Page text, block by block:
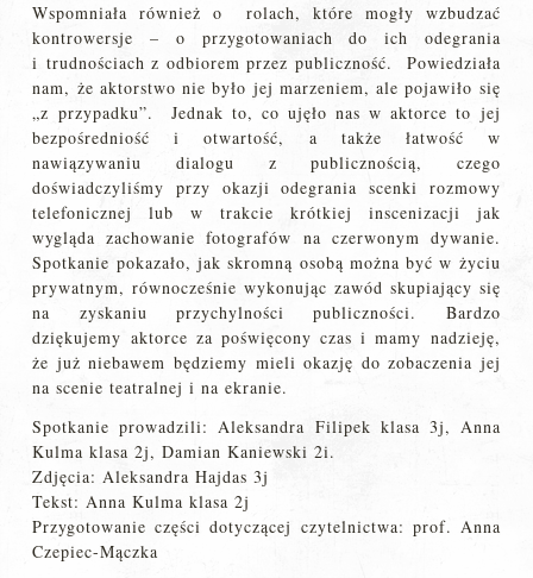
Wspomniała również o rolach, które mogły wzbudzać
kontrowersje – o przygotowaniach do ich odegrania
i trudnościach z odbiorem przez publiczność. Powiedziała
nam, że aktorstwo nie było jej marzeniem, ale pojawiło się
„z przypadku”. Jednak to, co ujęło nas w aktorce to jej
bezpośredniość i otwartość, a także łatwość w
nawiązywaniu dialogu z publicznością, czego
doświadczyliśmy przy okazji odegrania scenki rozmowy
telefonicznej lub w trakcie krótkiej inscenizacji jak
wygląda zachowanie fotografów na czerwonym dywanie.
Spotkanie pokazało, jak skromną osobą można być w życiu
prywatnym, równocześnie wykonując zawód skupiający się
na zyskaniu przychylności publiczności. Bardzo
dziękujemy aktorce za poświęcony czas i mamy nadzieję,
że już niebawem będziemy mieli okazję do zobaczenia jej
na scenie teatralnej i na ekranie.
Spotkanie prowadzili: Aleksandra Filipek klasa 3j, Anna
Kulma klasa 2j, Damian Kaniewski 2i.
Zdjęcia: Aleksandra Hajdas 3j
Tekst: Anna Kulma klasa 2j
Przygotowanie części dotyczącej czytelnictwa: prof. Anna
Czepiec-Mączka